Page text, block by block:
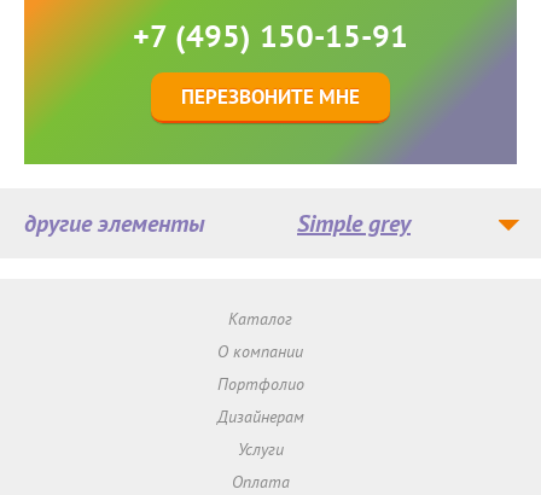
+7 (495) 150-15-91
ПЕРЕЗВОНИТЕ МНЕ
другие элементы Simple grey
Каталог
О компании
Портфолио
Дизайнерам
Услуги
Оплата